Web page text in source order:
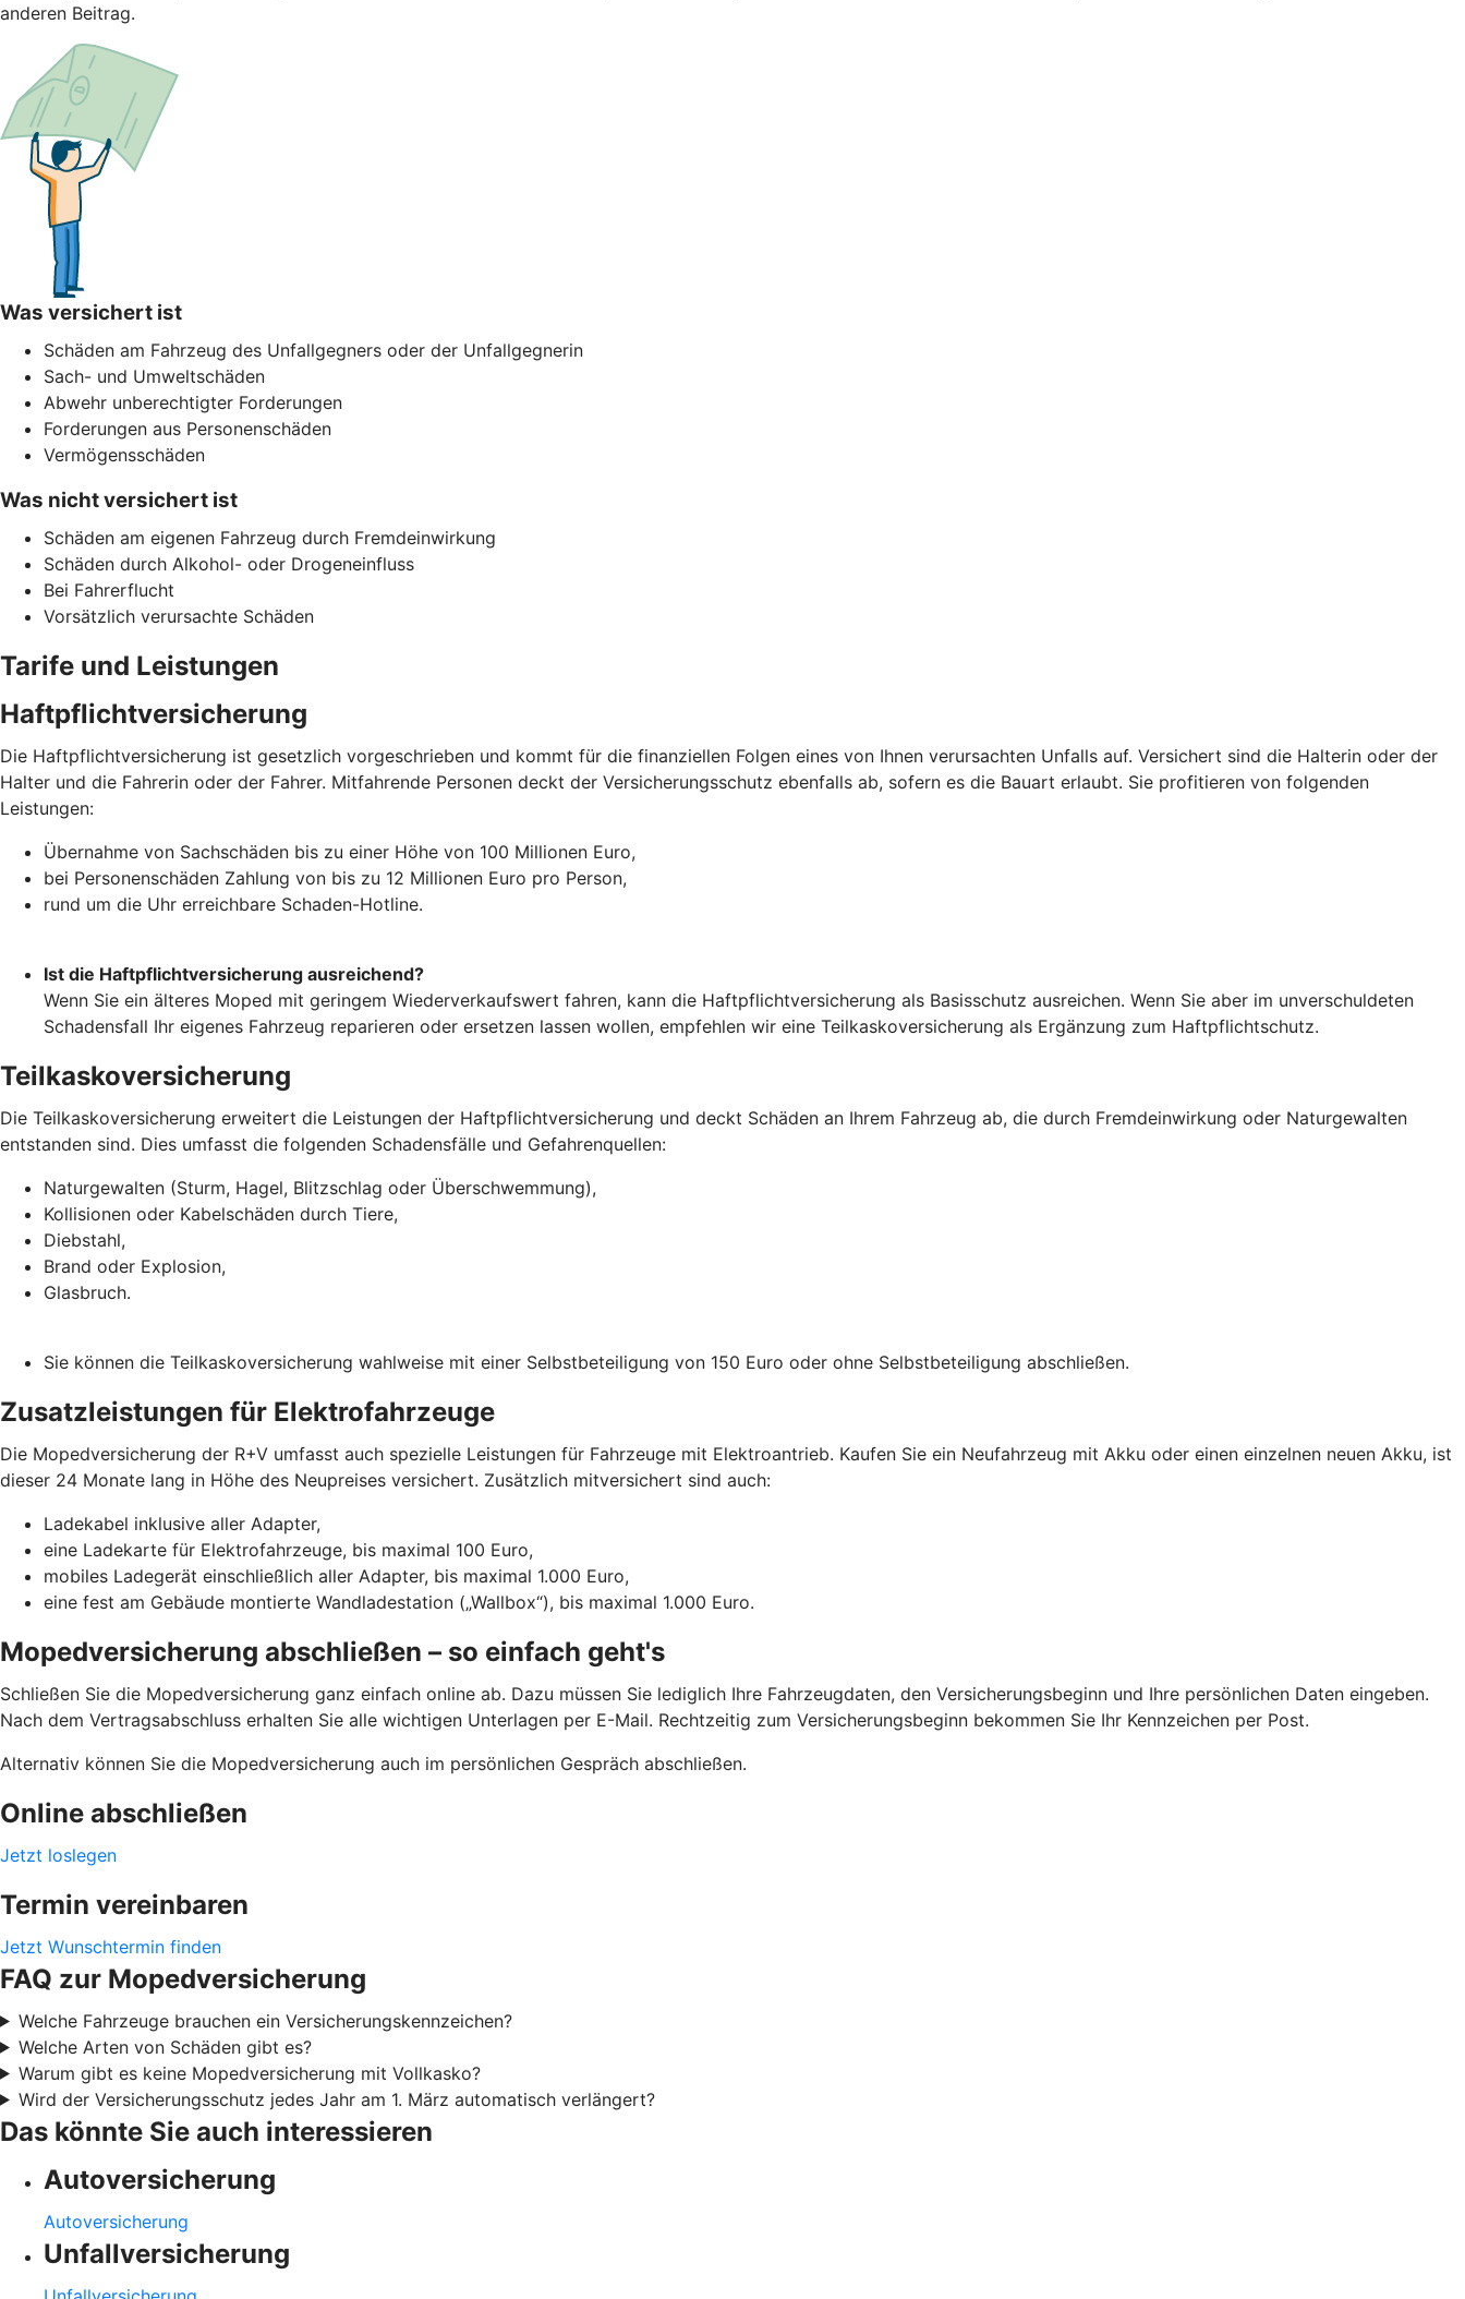
anderen Beitrag.
Was versichert ist
Schäden am Fahrzeug des Unfallgegners oder der Unfallgegnerin
Sach- und Umweltschäden
Abwehr unberechtigter Forderungen
Forderungen aus Personenschäden
Vermögensschäden
Was nicht versichert ist
Schäden am eigenen Fahrzeug durch Fremdeinwirkung
Schäden durch Alkohol- oder Drogeneinfluss
Bei Fahrerflucht
Vorsätzlich verursachte Schäden
Tarife und Leistungen
Haftpflichtversicherung
Die Haftpflichtversicherung ist gesetzlich vorgeschrieben und kommt für die finanziellen Folgen eines von Ihnen verursachten Unfalls auf. Versichert sind die Halterin oder der
Halter und die Fahrerin oder der Fahrer. Mitfahrende Personen deckt der Versicherungsschutz ebenfalls ab, sofern es die Bauart erlaubt. Sie profitieren von folgenden
Leistungen:
Übernahme von Sachschäden bis zu einer Höhe von 100 Millionen Euro,
bei Personenschäden Zahlung von bis zu 12 Millionen Euro pro Person,
rund um die Uhr erreichbare Schaden-Hotline.
Ist die Haftpflichtversicherung ausreichend?
Wenn Sie ein älteres Moped mit geringem Wiederverkaufswert fahren, kann die Haftpflichtversicherung als Basisschutz ausreichen. Wenn Sie aber im unverschuldeten
Schadensfall Ihr eigenes Fahrzeug reparieren oder ersetzen lassen wollen, empfehlen wir eine Teilkaskoversicherung als Ergänzung zum Haftpflichtschutz.
Teilkaskoversicherung
Die Teilkaskoversicherung erweitert die Leistungen der Haftpflichtversicherung und deckt Schäden an Ihrem Fahrzeug ab, die durch Fremdeinwirkung oder Naturgewalten
entstanden sind. Dies umfasst die folgenden Schadensfälle und Gefahrenquellen:
Naturgewalten (Sturm, Hagel, Blitzschlag oder Überschwemmung),
Kollisionen oder Kabelschäden durch Tiere,
Diebstahl,
Brand oder Explosion,
Glasbruch.
Sie können die Teilkaskoversicherung wahlweise mit einer Selbstbeteiligung von 150 Euro oder ohne Selbstbeteiligung abschließen.
Zusatzleistungen für Elektrofahrzeuge
Die Mopedversicherung der R+V umfasst auch spezielle Leistungen für Fahrzeuge mit Elektroantrieb. Kaufen Sie ein Neufahrzeug mit Akku oder einen einzelnen neuen Akku, ist
dieser 24 Monate lang in Höhe des Neupreises versichert. Zusätzlich mitversichert sind auch:
Ladekabel inklusive aller Adapter,
eine Ladekarte für Elektrofahrzeuge, bis maximal 100 Euro,
mobiles Ladegerät einschließlich aller Adapter, bis maximal 1.000 Euro,
eine fest am Gebäude montierte Wandladestation („Wallbox“), bis maximal 1.000 Euro.
Mopedversicherung abschließen – so einfach geht's
Schließen Sie die Mopedversicherung ganz einfach online ab. Dazu müssen Sie lediglich Ihre Fahrzeugdaten, den Versicherungsbeginn und Ihre persönlichen Daten eingeben.
Nach dem Vertragsabschluss erhalten Sie alle wichtigen Unterlagen per E-Mail. Rechtzeitig zum Versicherungsbeginn bekommen Sie Ihr Kennzeichen per Post.
Alternativ können Sie die Mopedversicherung auch im persönlichen Gespräch abschließen.
Online abschließen
Jetzt loslegen
Termin vereinbaren
Jetzt Wunschtermin finden
FAQ zur Mopedversicherung
Welche Fahrzeuge brauchen ein Versicherungskennzeichen?
Welche Arten von Schäden gibt es?
Warum gibt es keine Mopedversicherung mit Vollkasko?
Wird der Versicherungsschutz jedes Jahr am 1. März automatisch verlängert?
Das könnte Sie auch interessieren
Autoversicherung
Autoversicherung
Unfallversicherung